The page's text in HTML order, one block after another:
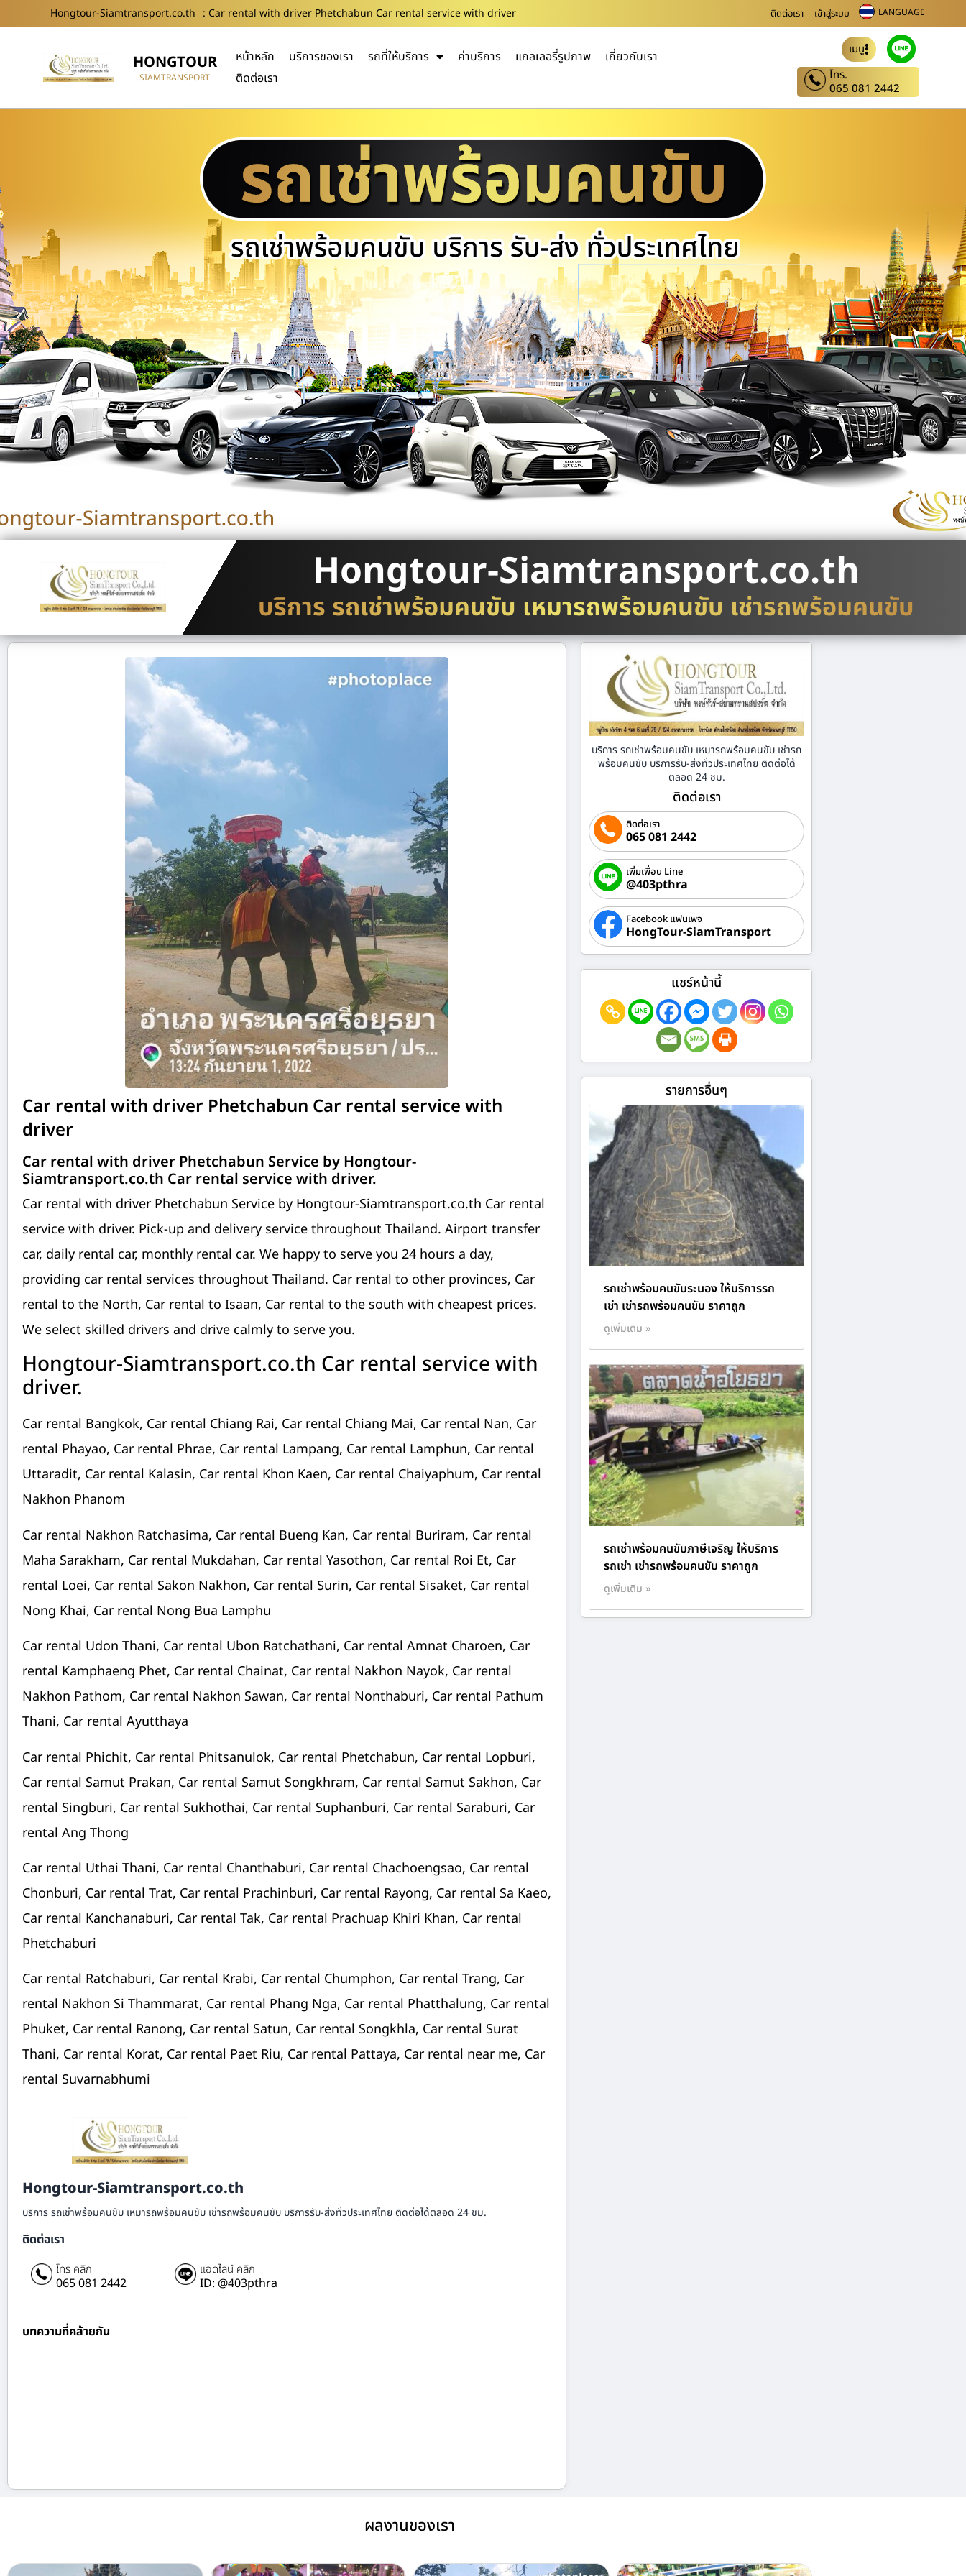
Hongtour-Siamtransport.co.th : Car rental with driver Phetchabun Car rental service with driver ติดต่อเรา เข้าสู่ระบบ LANGUAGE
HONGTOUR
SIAMTRANSPORT
หน้าหลัก บริการของเรา รถที่ให้บริการ ค่าบริการ แกลเลอรี่รูปภาพ
เกี่ยวกับเรา
ติดต่อเรา
เมนู
โทร.
065 081 2442
Hongtour-Siamtransport.co.th
บริการ รถเช่าพร้อมคนขับ เหมารถพร้อมคนขับ เช่ารถพร้อมคนขับ
Car rental with driver Phetchabun Car rental service with
driver
Car rental with driver Phetchabun Service by Hongtour-
Siamtransport.co.th Car rental service with driver.
Car rental with driver Phetchabun Service by Hongtour-Siamtransport.co.th Car rental
service with driver. Pick-up and delivery service throughout Thailand. Airport transfer
car, daily rental car, monthly rental car. We happy to serve you 24 hours a day,
providing car rental services throughout Thailand. Car rental to other provinces, Car
rental to the North, Car rental to Isaan, Car rental to the south with cheapest prices.
We select skilled drivers and drive calmly to serve you.
Hongtour-Siamtransport.co.th Car rental service with
driver.
Car rental Bangkok, Car rental Chiang Rai, Car rental Chiang Mai, Car rental Nan, Car
rental Phayao, Car rental Phrae, Car rental Lampang, Car rental Lamphun, Car rental
Uttaradit, Car rental Kalasin, Car rental Khon Kaen, Car rental Chaiyaphum, Car rental
Nakhon Phanom
Car rental Nakhon Ratchasima, Car rental Bueng Kan, Car rental Buriram, Car rental
Maha Sarakham, Car rental Mukdahan, Car rental Yasothon, Car rental Roi Et, Car
rental Loei, Car rental Sakon Nakhon, Car rental Surin, Car rental Sisaket, Car rental
Nong Khai, Car rental Nong Bua Lamphu
Car rental Udon Thani, Car rental Ubon Ratchathani, Car rental Amnat Charoen, Car
rental Kamphaeng Phet, Car rental Chainat, Car rental Nakhon Nayok, Car rental
Nakhon Pathom, Car rental Nakhon Sawan, Car rental Nonthaburi, Car rental Pathum
Thani, Car rental Ayutthaya
Car rental Phichit, Car rental Phitsanulok, Car rental Phetchabun, Car rental Lopburi,
Car rental Samut Prakan, Car rental Samut Songkhram, Car rental Samut Sakhon, Car
rental Singburi, Car rental Sukhothai, Car rental Suphanburi, Car rental Saraburi, Car
rental Ang Thong
Car rental Uthai Thani, Car rental Chanthaburi, Car rental Chachoengsao, Car rental
Chonburi, Car rental Trat, Car rental Prachinburi, Car rental Rayong, Car rental Sa Kaeo,
Car rental Kanchanaburi, Car rental Tak, Car rental Prachuap Khiri Khan, Car rental
Phetchaburi
Car rental Ratchaburi, Car rental Krabi, Car rental Chumphon, Car rental Trang, Car
rental Nakhon Si Thammarat, Car rental Phang Nga, Car rental Phatthalung, Car rental
Phuket, Car rental Ranong, Car rental Satun, Car rental Songkhla, Car rental Surat
Thani, Car rental Korat, Car rental Paet Riu, Car rental Pattaya, Car rental near me, Car
rental Suvarnabhumi
Hongtour-Siamtransport.co.th
บริการ รถเช่าพร้อมคนขับ เหมารถพร้อมคนขับ เช่ารถพร้อมคนขับ บริการรับ-ส่งทั่วประเทศไทย ติดต่อได้ตลอด 24 ชม.
ติดต่อเรา
โทร คลิก
065 081 2442
แอดไลน์ คลิก
ID: @403pthra
บทความที่คล้ายกัน
บริการ รถเช่าพร้อมคนขับ เหมารถพร้อมคนขับ เช่ารถ
พร้อมคนขับ บริการรับ-ส่งทั่วประเทศไทย ติดต่อได้
ตลอด 24 ชม.
ติดต่อเรา
ติดต่อเรา
065 081 2442
เพิ่มเพื่อน Line
@403pthra
Facebook แฟนเพจ
HongTour-SiamTransport
แชร์หน้านี้
รายการอื่นๆ
รถเช่าพร้อมคนขับระนอง ให้บริการรถ
เช่า เช่ารถพร้อมคนขับ ราคาถูก
ดูเพิ่มเติม »
รถเช่าพร้อมคนขับภาษีเจริญ ให้บริการ
รถเช่า เช่ารถพร้อมคนขับ ราคาถูก
ดูเพิ่มเติม »
ผลงานของเรา